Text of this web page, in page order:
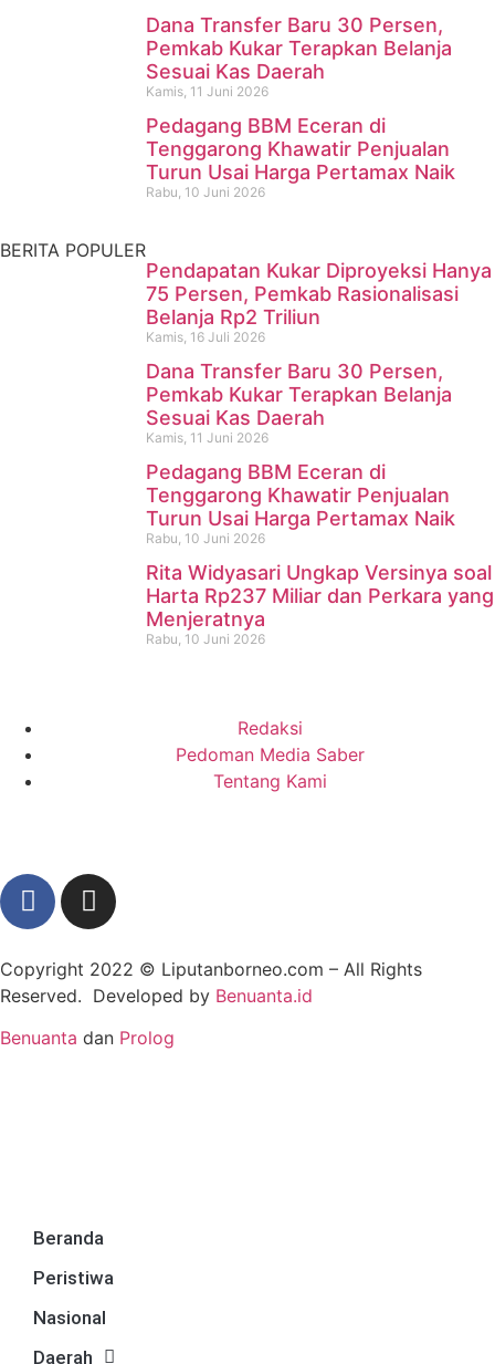
Dana Transfer Baru 30 Persen,
Pemkab Kukar Terapkan Belanja
Sesuai Kas Daerah
Kamis, 11 Juni 2026
Pedagang BBM Eceran di
Tenggarong Khawatir Penjualan
Turun Usai Harga Pertamax Naik
Rabu, 10 Juni 2026
Pencari Ikan yang Hilang di
Mangkurawang Ditemukan
Meninggal di Sungai
Mahakam
BERITA POPULER
Pendapatan Kukar Diproyeksi Hanya
75 Persen, Pemkab Rasionalisasi
Belanja Rp2 Triliun
Kamis, 16 Juli 2026
Dana Transfer Baru 30 Persen,
Pemkab Kukar Terapkan Belanja
Sesuai Kas Daerah
Kamis, 11 Juni 2026
Pedagang BBM Eceran di
Tenggarong Khawatir Penjualan
Turun Usai Harga Pertamax Naik
Rabu, 10 Juni 2026
Rita Widyasari Ungkap Versinya soal
Harta Rp237 Miliar dan Perkara yang
Menjeratnya
Rabu, 10 Juni 2026
Redaksi
Pedoman Media Saber
Tentang Kami
Copyright 2022 © Liputanborneo.com – All Rights
Reserved. Developed by Benuanta.id
Benuanta dan Prolog
Beranda
Peristiwa
Nasional
Daerah